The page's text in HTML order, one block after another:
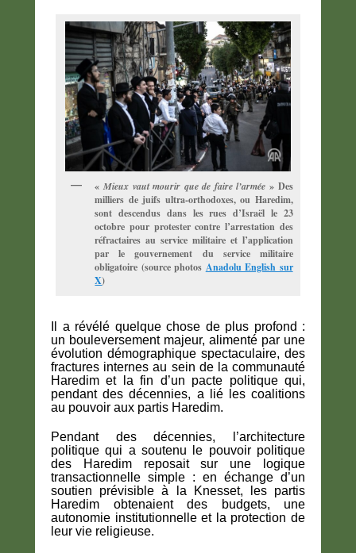
« Mieux vaut mourir que de faire l’armée » Des
milliers de juifs ultra-orthodoxes, ou Haredim,
sont descendus dans les rues d’Israël le 23
octobre pour protester contre l’arrestation des
réfractaires au service militaire et l’application
par le gouvernement du service militaire
obligatoire (source photos Anadolu English sur
X)
Il a révélé quelque chose de plus profond :
un bouleversement majeur, alimenté par une
évolution démographique spectaculaire, des
fractures internes au sein de la communauté
Haredim et la fin d’un pacte politique qui,
pendant des décennies, a lié les coalitions
au pouvoir aux partis Haredim.
Pendant des décennies, l’architecture
politique qui a soutenu le pouvoir politique
des Haredim reposait sur une logique
transactionnelle simple : en échange d’un
soutien prévisible à la Knesset, les partis
Haredim obtenaient des budgets, une
autonomie institutionnelle et la protection de
leur vie religieuse.